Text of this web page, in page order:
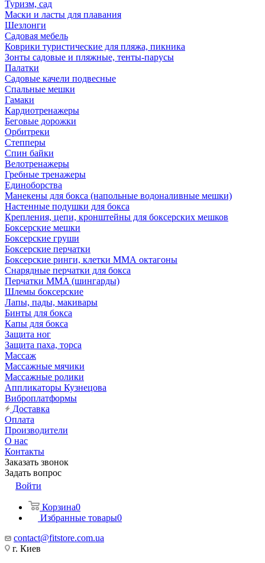
Туризм, сад
Маски и ласты для плавания
Шезлонги
Садовая мебель
Коврики туристические для пляжа, пикника
Зонты садовые и пляжные, тенты-парусы
Палатки
Садовые качели подвесные
Спальные мешки
Гамаки
Кардиотренажеры
Беговые дорожки
Орбитреки
Степперы
Спин байки
Велотренажеры
Гребные тренажеры
Единоборства
Манекены для бокса (напольные водоналивные мешки)
Настенные подушки для бокса
Крепления, цепи, кронштейны для боксерских мешков
Боксерские мешки
Боксерские груши
Боксерские перчатки
Боксерские ринги, клетки ММА октагоны
Снарядные перчатки для бокса
Перчатки MMA (шингарды)
Шлемы боксерские
Лапы, пады, макивары
Бинты для бокса
Капы для бокса
Защита ног
Защита паха, торса
Массаж
Массажные мячики
Массажные ролики
Аппликаторы Кузнецова
Виброплатформы
Доставка
Оплата
Производители
О нас
Контакты
Заказать звонок
Задать вопрос
Войти
Корзина0
Избранные товары0
contact@fitstore.com.ua
г. Киев